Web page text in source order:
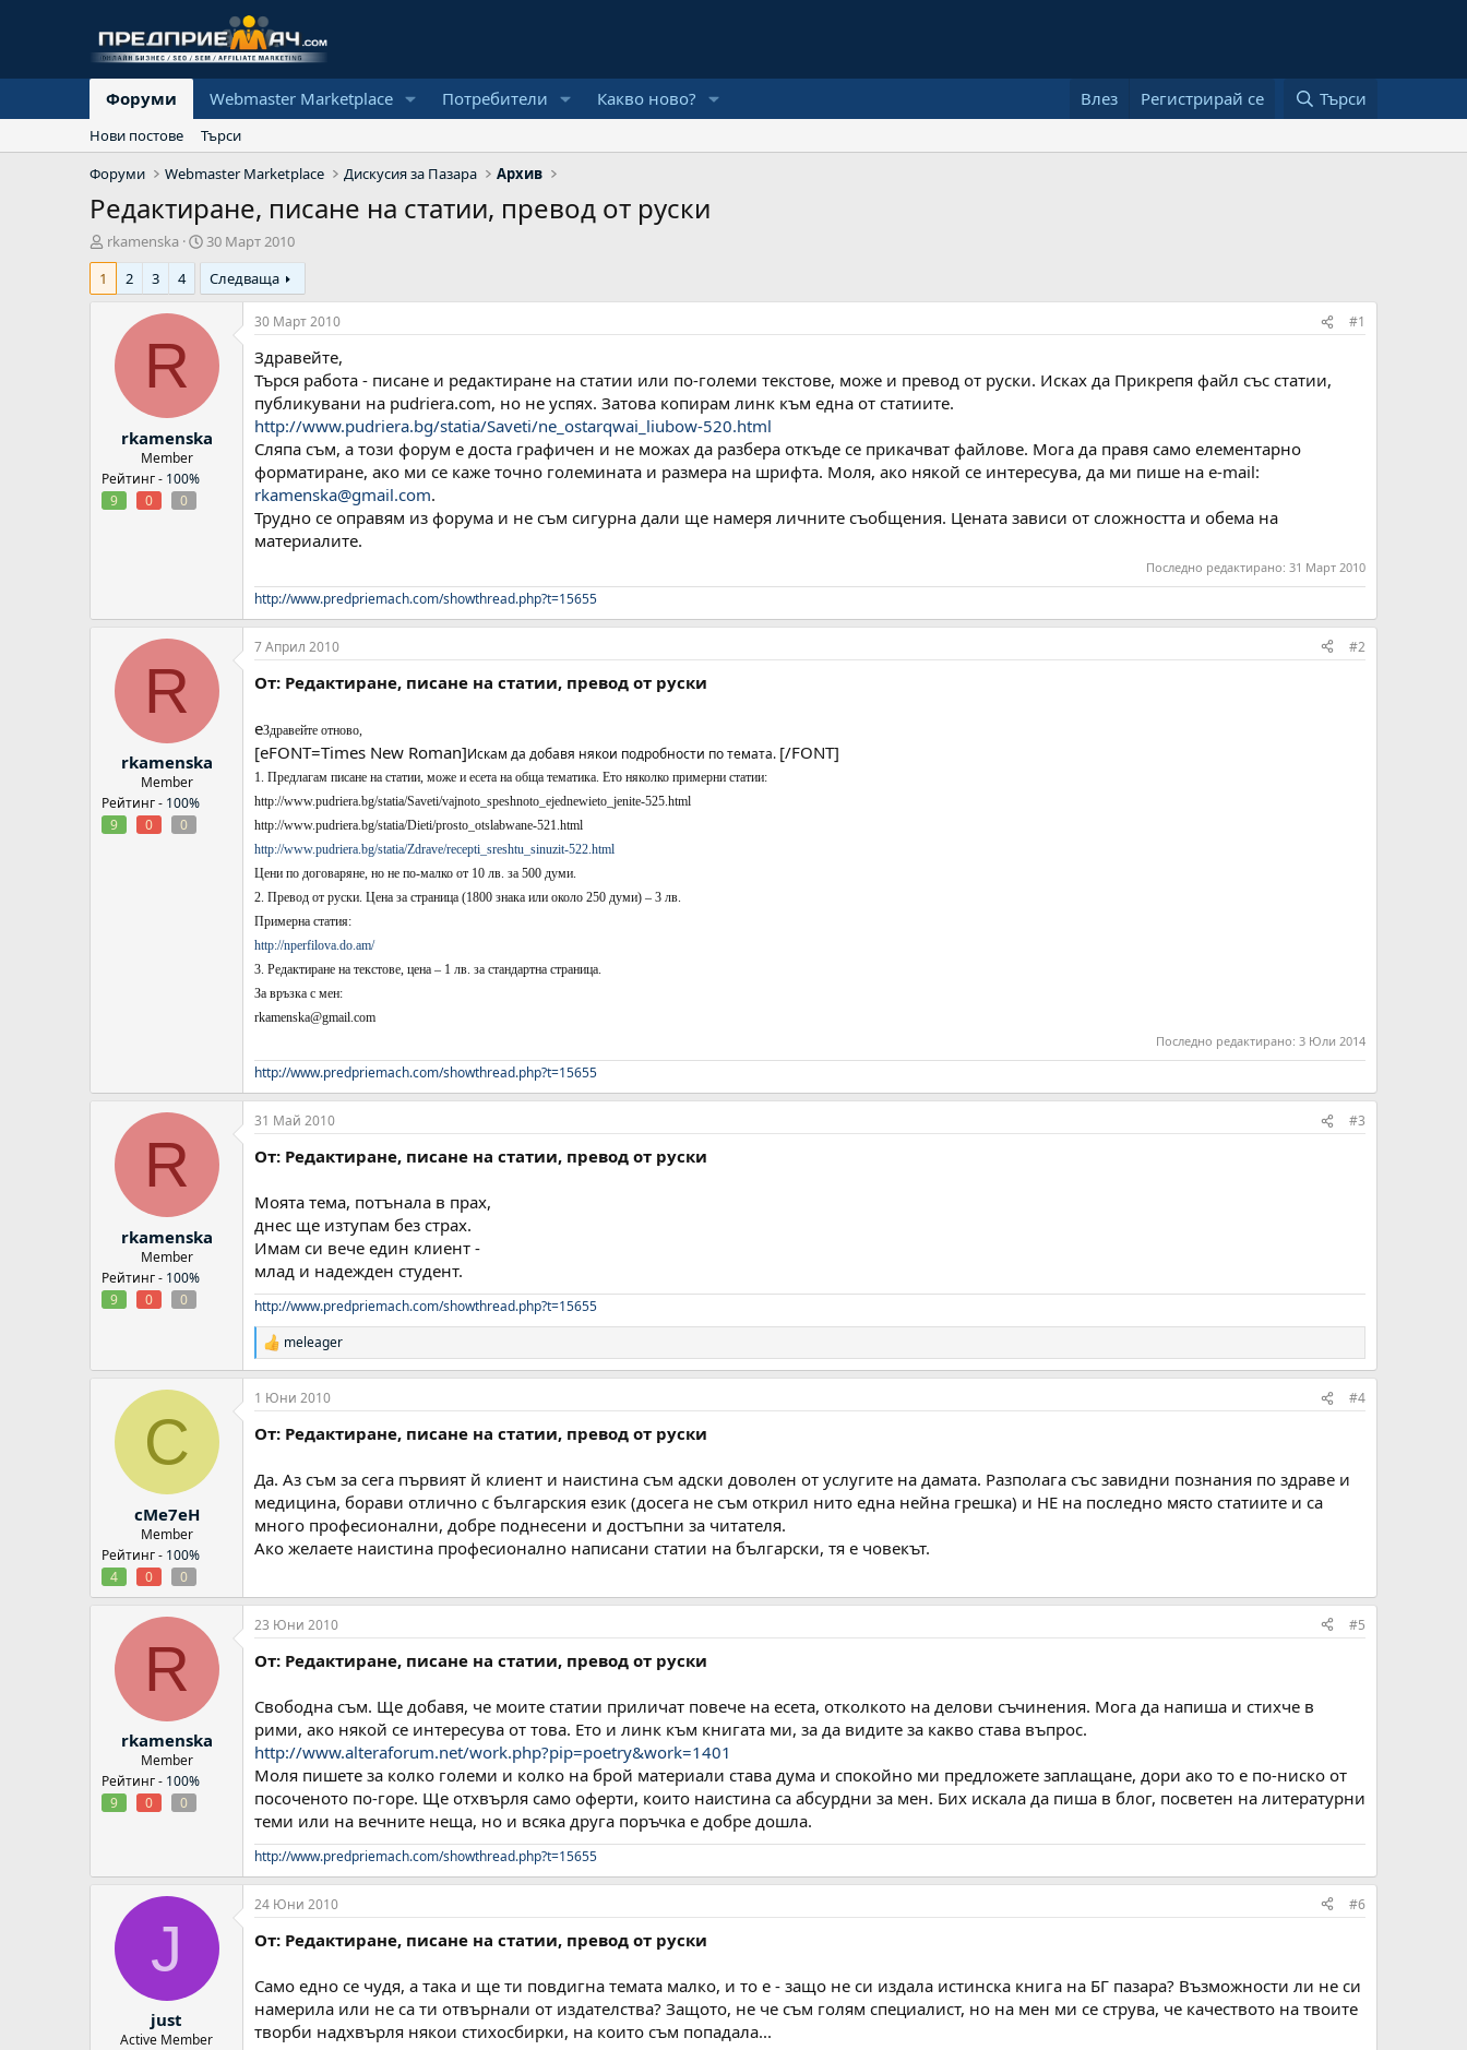
Форуми Webmaster Marketplace Потребители Какво ново? Влез Регистрирай се Търси
Нови постове
Търси
Форуми
Webmaster Marketplace Дискусия за Пазара Архив
Редактиране, писане на статии, превод от руски
А
в
о
rkamenska
Н
а
ч
а
н
а
а
30 Март 2010
1
2 3 4 Следваща
R
rkamenska
Member
Рейтинг - 100%
9
0 0
30 Март 2010 #1
Здравейте,
Търся работа - писане и редактиране на статии или по-големи текстове, може и превод от руски. Исках да Прикрепя файл със статии,
публикувани на pudriera.com, но не успях. Затова копирам линк към една от статиите.
http://www.pudriera.bg/statia/Saveti/ne_ostarqwai_liubow-520.html
Сляпа съм, а този форум е доста графичен и не можах да разбера откъде се прикачват файлове. Мога да правя само елементарно
форматиране, ако ми се каже точно големината и размера на шрифта. Моля, ако някой се интересува, да ми пише на e-mail:
rkamenska@gmail.com.
Трудно се оправям из форума и не съм сигурна дали ще намеря личните съобщения. Цената зависи от сложността и обема на
материалите.
Последно редактирано: 31 Март 2010
http://www.predpriemach.com/showthread.php?t=15655
R
rkamenska
Member
Рейтинг - 100%
9
0 0
7 Април 2010 #2
От: Редактиране, писане на статии, превод от руски
eЗдравейте отново,
[eFONT=Times New Roman]Искам да добавя някои подробности по темата. [/FONT]
1. Предлагам писане на статии, може и есета на обща тематика. Ето няколко примерни статии:
http://www.pudriera.bg/statia/Saveti/vajnoto_speshnoto_ejednewieto_jenite-525.html
http://www.pudriera.bg/statia/Dieti/prosto_otslabwane-521.html
http://www.pudriera.bg/statia/Zdrave/recepti_sreshtu_sinuzit-522.html
Цени по договаряне, но не по-малко от 10 лв. за 500 думи.
2. Превод от руски. Цена за страница (1800 знака или около 250 думи) – 3 лв.
Примерна статия:
http://nperfilova.do.am/
3. Редактиране на текстове, цена – 1 лв. за стандартна страница.
За връзка с мен:
rkamenska@gmail.com
Последно редактирано: 3 Юли 2014
http://www.predpriemach.com/showthread.php?t=15655
R
rkamenska
Member
Рейтинг - 100%
9
0 0
31 Май 2010 #3
От: Редактиране, писане на статии, превод от руски
Моята тема, потънала в прах,
днес ще изтупам без страх.
Имам си вече един клиент -
млад и надежден студент.
http://www.predpriemach.com/showthread.php?t=15655
Р
е
а
к
и
:
meleager
C
cMe7eH
Member
Рейтинг - 100%
4
0 0
1 Юни 2010 #4
От: Редактиране, писане на статии, превод от руски
Да. Аз съм за сега първият й клиент и наистина съм адски доволен от услугите на дамата. Разполага със завидни познания по здраве и
медицина, борави отлично с българския език (досега не съм открил нито една нейна грешка) и НЕ на последно място статиите и са
много професионални, добре поднесени и достъпни за читателя.
Ако желаете наистина професионално написани статии на български, тя е човекът.
R
rkamenska
Member
Рейтинг - 100%
9
0 0
23 Юни 2010 #5
От: Редактиране, писане на статии, превод от руски
Свободна съм. Ще добавя, че моите статии приличат повече на есета, отколкото на делови съчинения. Мога да напиша и стихче в
рими, ако някой се интересува от това. Ето и линк към книгата ми, за да видите за какво става въпрос.
http://www.alteraforum.net/work.php?pip=poetry&work=1401
Моля пишете за колко големи и колко на брой материали става дума и спокойно ми предложете заплащане, дори ако то е по-ниско от
посоченото по-горе. Ще отхвърля само оферти, които наистина са абсурдни за мен. Бих искала да пиша в блог, посветен на литературни
теми или на вечните неща, но и всяка друга поръчка е добре дошла.
http://www.predpriemach.com/showthread.php?t=15655
J
just
Active Member
24 Юни 2010 #6
От: Редактиране, писане на статии, превод от руски
Само едно се чудя, а така и ще ти повдигна темата малко, и то е - защо не си издала истинска книга на БГ пазара? Възможности ли не си
намерила или не са ти отвърнали от издателства? Защото, не че съм голям специалист, но на мен ми се струва, че качеството на твоите
творби надхвърля някои стихосбирки, на които съм попадала...